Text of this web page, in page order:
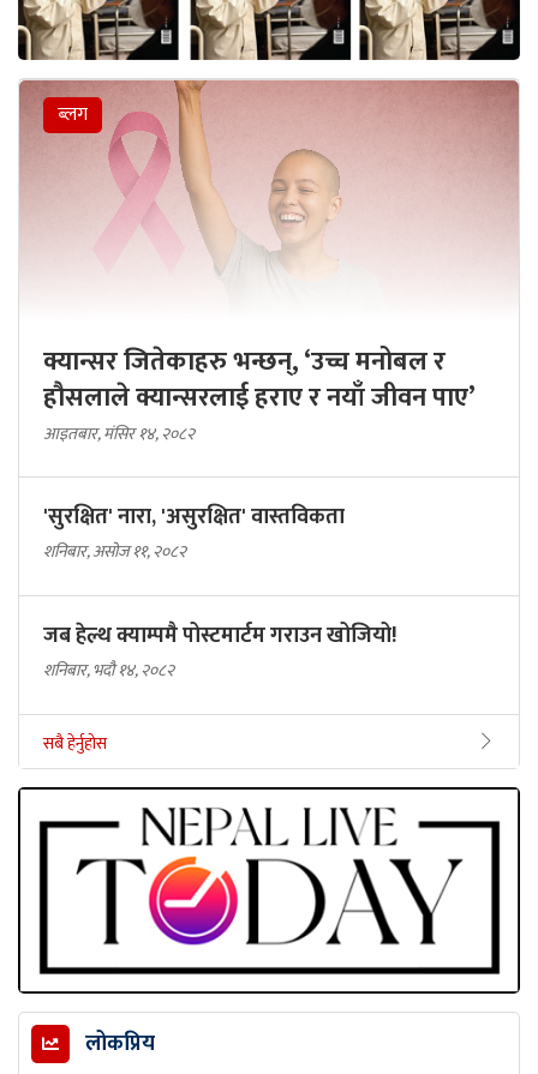
ब्लग
क्यान्सर जितेकाहरु भन्छन्, ‘उच्च मनोबल र
हौसलाले क्यान्सरलाई हराए र नयाँ जीवन पाए’
आइतबार, मंसिर १४, २०८२
'सुरक्षित' नारा, 'असुरक्षित' वास्तविकता
शनिबार, असोज ११, २०८२
जब हेल्थ क्याम्पमै पोस्टमार्टम गराउन खोजियो!
शनिबार, भदौ १४, २०८२
सबै हेर्नुहोस
लोकप्रिय